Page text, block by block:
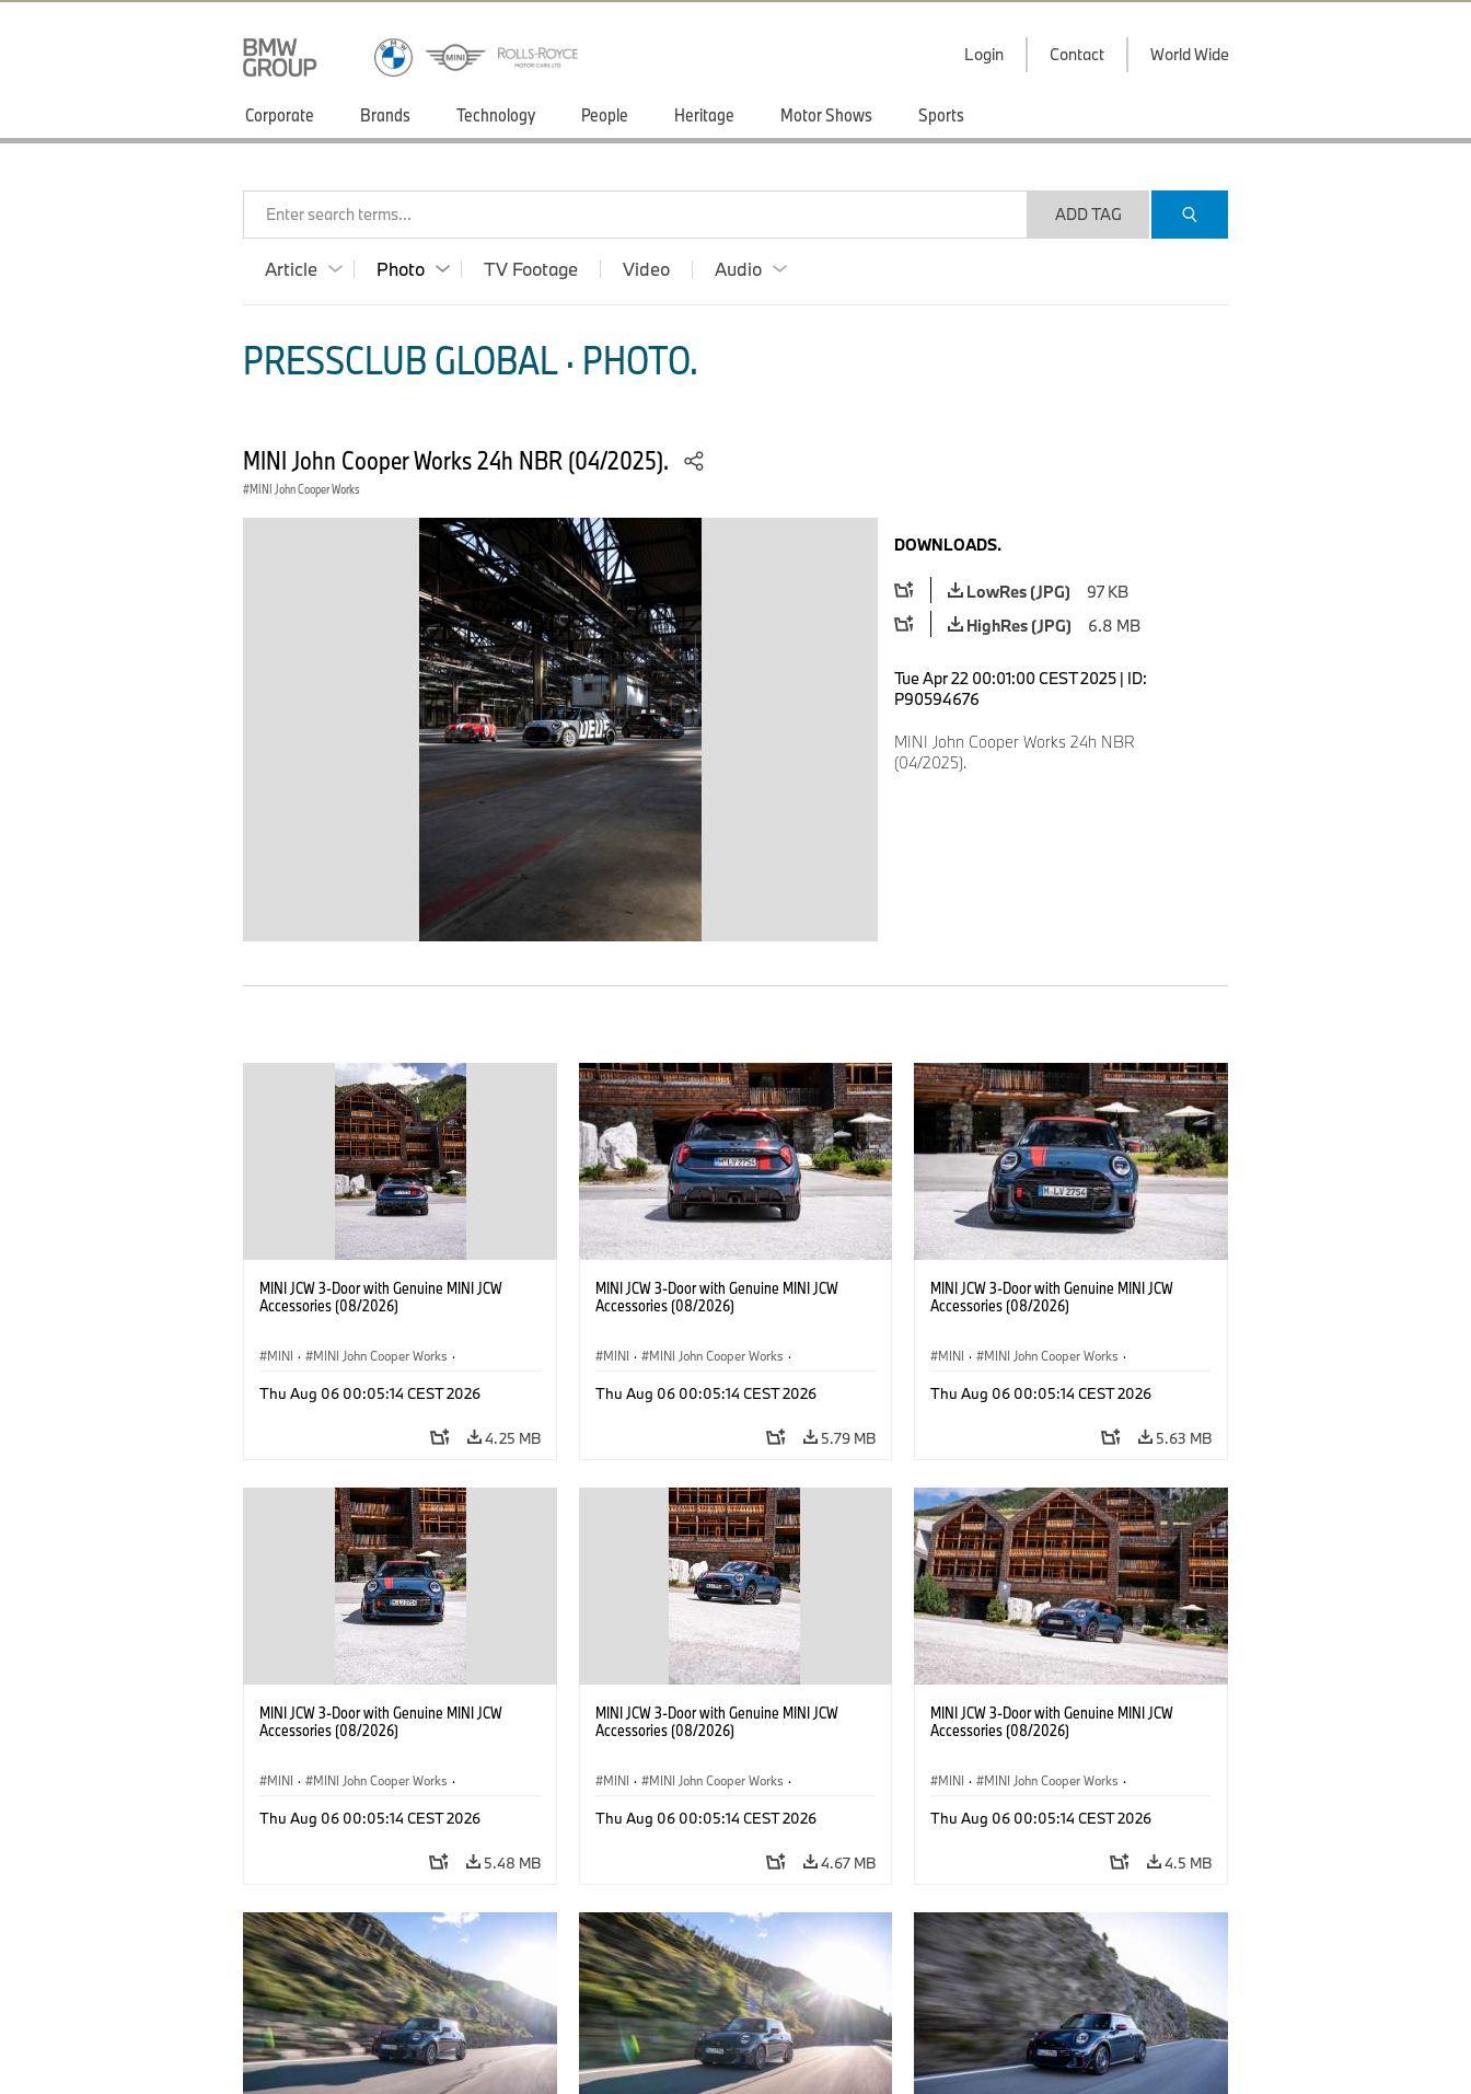
Login Contact World Wide
Corporate Brands Technology People Heritage Motor Shows Sports
Enter search terms... ADD TAG
Article Photo TV Footage Video Audio
PRESSCLUB GLOBAL · PHOTO.
MINI John Cooper Works 24h NBR (04/2025).
MINI John Cooper Works
DOWNLOADS.
LowRes (JPG)
97 KB
HighRes (JPG)
6.8 MB
Tue Apr 22 00:01:00 CEST 2025 | ID:
P90594676
MINI John Cooper Works 24h NBR
(04/2025).
MINI JCW 3-Door with Genuine MINI JCW
Accessories (08/2026)
MINI · MINI John Cooper Works ·
Optional Extras, Accessories
Thu Aug 06 00:05:14 CEST 2026
4.25 MB
MINI JCW 3-Door with Genuine MINI JCW
Accessories (08/2026)
MINI · MINI John Cooper Works ·
Optional Extras, Accessories
Thu Aug 06 00:05:14 CEST 2026
5.79 MB
MINI JCW 3-Door with Genuine MINI JCW
Accessories (08/2026)
MINI · MINI John Cooper Works ·
Optional Extras, Accessories
Thu Aug 06 00:05:14 CEST 2026
5.63 MB
MINI JCW 3-Door with Genuine MINI JCW
Accessories (08/2026)
MINI · MINI John Cooper Works ·
Optional Extras, Accessories
Thu Aug 06 00:05:14 CEST 2026
5.48 MB
MINI JCW 3-Door with Genuine MINI JCW
Accessories (08/2026)
MINI · MINI John Cooper Works ·
Optional Extras, Accessories
Thu Aug 06 00:05:14 CEST 2026
4.67 MB
MINI JCW 3-Door with Genuine MINI JCW
Accessories (08/2026)
MINI · MINI John Cooper Works ·
Optional Extras, Accessories
Thu Aug 06 00:05:14 CEST 2026
4.5 MB